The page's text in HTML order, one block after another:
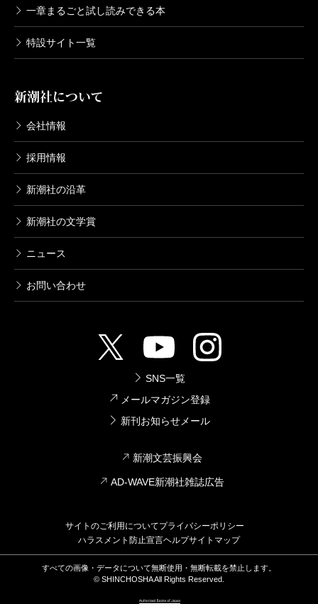
一章まるごと試し読みできる本
特設サイト一覧
新潮社について
会社情報
採用情報
新潮社の沿革
新潮社の文学賞
ニュース
お問い合わせ
SNS一覧
メールマガジン登録
新刊お知らせメール
新潮文芸振興会
AD-WAVE新潮社雑誌広告
サイトのご利用についてプライバシーポリシー
ハラスメント防止宣言ヘルプサイトマップ
すべての画像・データについて無断使用・無断転載を禁止します。
© SHINCHOSHA All Rights Reserved.